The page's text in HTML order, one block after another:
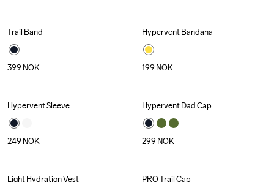
Trail Band
399 NOK
Hypervent Bandana
199 NOK
Hypervent Sleeve
249 NOK
Hypervent Dad Cap
299 NOK
Light Hydration Vest PRO Trail Cap